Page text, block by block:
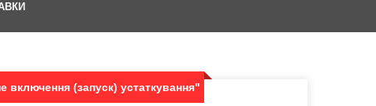
включення (запуск) устаткування"